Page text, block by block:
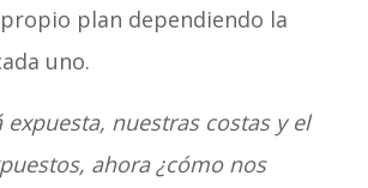
plan dependiendo la
uno.
expuesta, nuestras costas y el
ahora ¿cómo nos